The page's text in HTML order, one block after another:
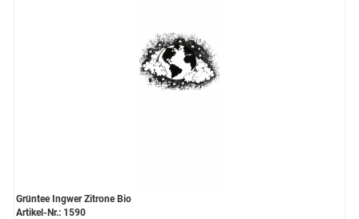
Grüntee aus Ceylon, Darjeeling,
Yogi - und Beuteltee
Grüntee Ingwer Zitrone Bio
Artikel-Nr.: 1590